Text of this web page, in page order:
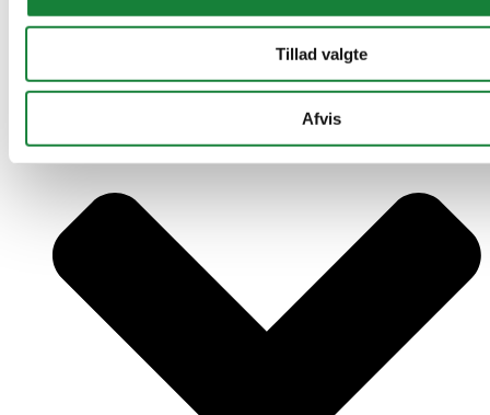
som de har indsamlet fra din brug af deres tjenester.
Tillad valgte
Afvis